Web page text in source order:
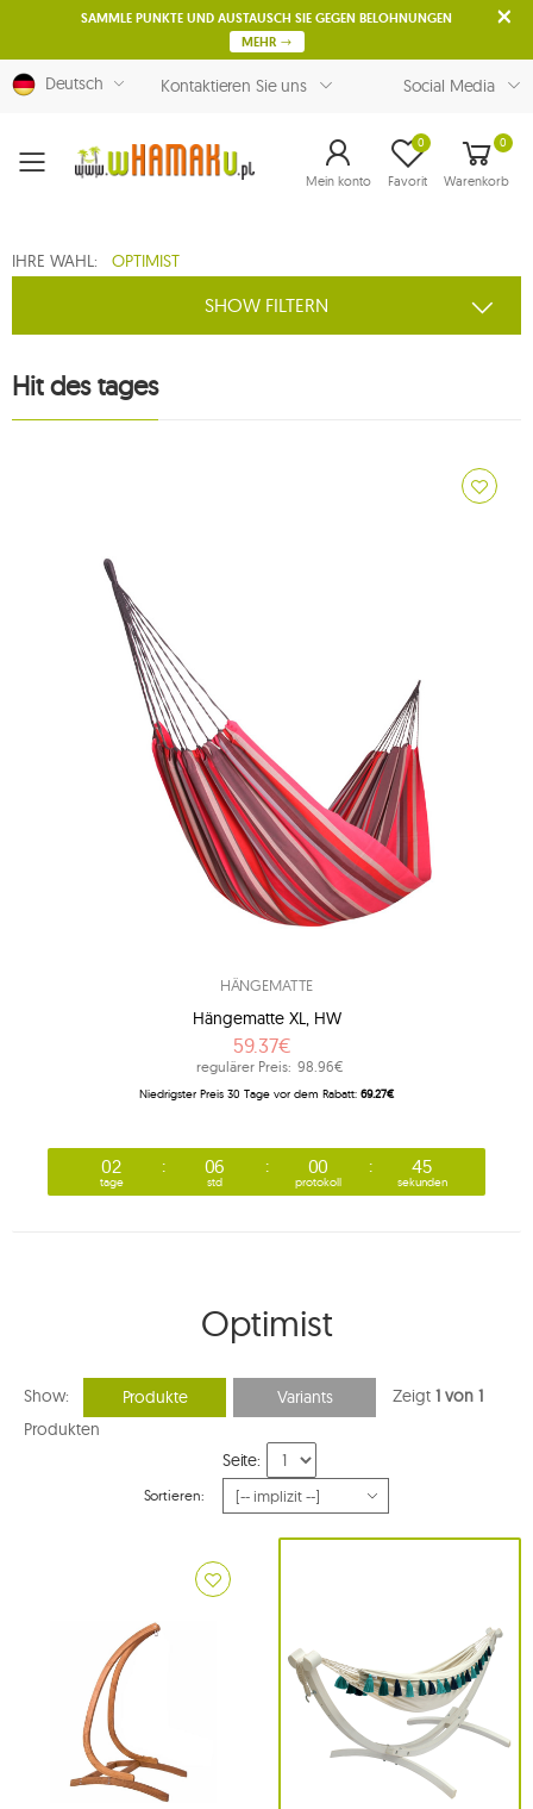
SAMMLE PUNKTE UND AUSTAUSCH SIE GEGEN BELOHNUNGEN
MEHR
Deutsch Kontaktieren Sie uns Social Media
Menu Mein konto Favorit
0 0
Warenkorb
IHRE WAHL: OPTIMIST
SHOW FILTERN
Hit des tages
HÄNGEMATTE
Hängematte XL, HW
59.37€
regulärer Preis: 98.96€
Niedrigster Preis 30 Tage vor dem Rabatt: 69.27€
02
tage
06
std
00
protokoll
45
sekunden
Optimist
Show: Produkte Variants Zeigt 1 von 1
Produkten
Seite:
Sortieren: